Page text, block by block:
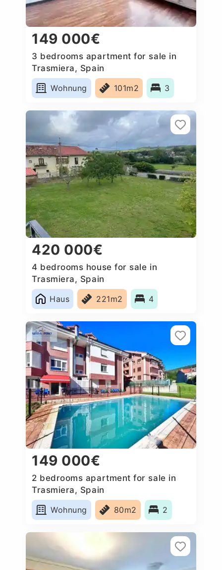
149 000€
3 bedrooms apartment for sale in
Trasmiera, Spain
Wohnung
101m2 3
420 000€
4 bedrooms house for sale in
Trasmiera, Spain
Haus
221m2 4
149 000€
2 bedrooms apartment for sale in
Trasmiera, Spain
Wohnung
80m2 2